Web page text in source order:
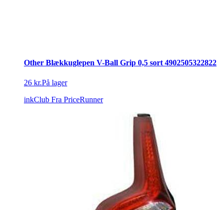
Other Blækkuglepen V-Ball Grip 0,5 sort 4902505322822
26 kr.På lager
inkClub Fra PriceRunner